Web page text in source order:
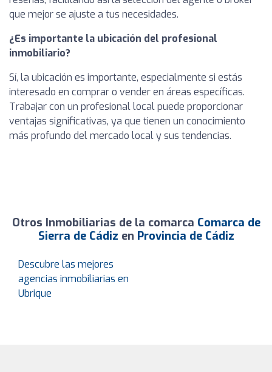
que mejor se ajuste a tus necesidades.
¿Es importante la ubicación del profesional
inmobiliario?
Sí, la ubicación es importante, especialmente si estás
interesado en comprar o vender en áreas específicas.
Trabajar con un profesional local puede proporcionar
ventajas significativas, ya que tienen un conocimiento
más profundo del mercado local y sus tendencias.
Otros Inmobiliarias de la comarca Comarca de
Sierra de Cádiz en Provincia de Cádiz
Descubre las mejores
agencias inmobiliarias en
Ubrique